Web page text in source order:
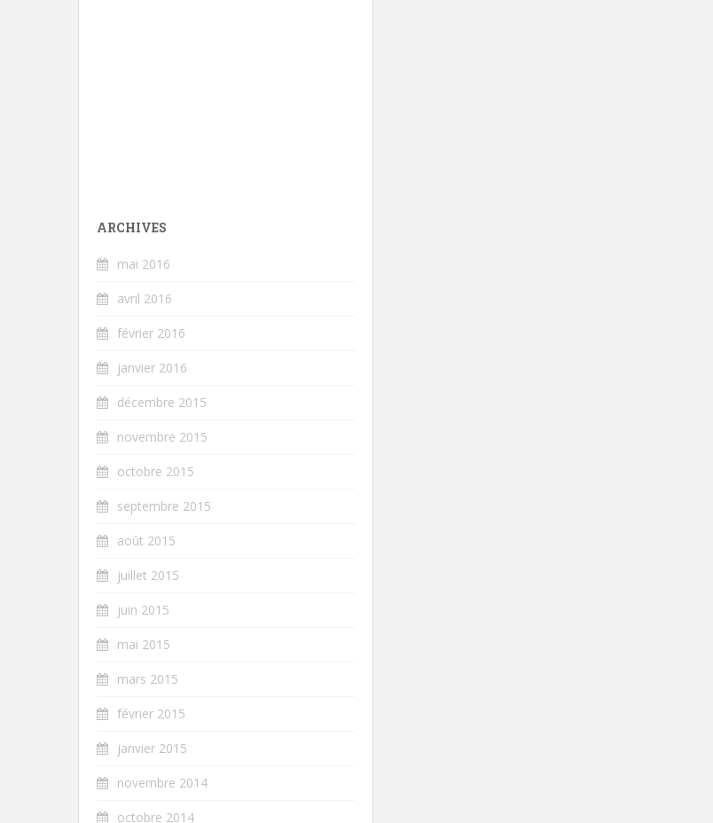
ARCHIVES
mai 2016
avril 2016
février 2016
janvier 2016
décembre 2015
novembre 2015
octobre 2015
septembre 2015
août 2015
juillet 2015
juin 2015
mai 2015
mars 2015
février 2015
janvier 2015
novembre 2014
octobre 2014